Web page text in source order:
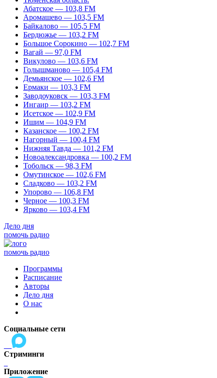
Абатское — 103,8 FM
Аромашево — 103,5 FM
Байкалово — 105,5 FM
Бердюжье — 103,2 FM
Большое Сорокино — 102,7 FM
Вагай — 97,0 FM
Викулово — 103,6 FM
Голышманово — 105,4 FM
Демьянское — 102,6 FM
Ермаки — 103,3 FM
Заводоуковск — 103,3 FM
Ингаир — 103,2 FM
Исетское — 102,9 FM
Ишим — 104,9 FM
Казанское — 100,2 FM
Нагорный — 100,4 FM
Нижняя Тавда — 101,2 FM
Новоалександровка — 100,2 FM
Тобольск — 98,3 FM
Омутинское — 102,6 FM
Сладково — 103,2 FM
Упорово — 106,8 FM
Черное — 100,3 FM
Ярково — 103,4 FM
Дело дня
помочь радио
помочь радио
Программы
Расписание
Авторы
Дело дня
О нас
Социальные сети
Стриминги
Приложение